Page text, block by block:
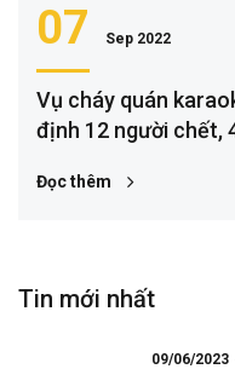
07 Sep 2022
Vụ cháy quán
định 12 người chết,
Đọc thêm
Tin mới nhất
09/06/2023